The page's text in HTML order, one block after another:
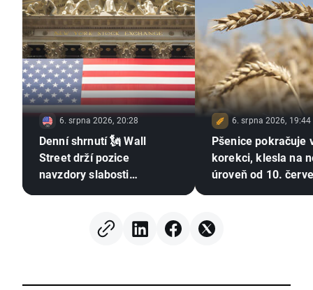
6. srpna 2026, 20:28
Denní shrnutí 🗽 Wall
Street drží pozice
navzdory slabosti
6. srpna 2026, 19:44
Pšenice pokračuje
korekci, klesla na
úroveň od 10.
pozornosti